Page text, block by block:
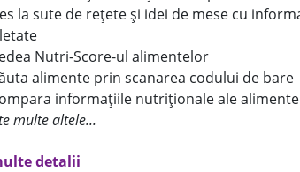
la sute de rețete și idei de mese cu
Nutri-Score-ul alimentelor
alimente prin scanarea codului de bare
informațiile nutriționale ale
multe altele...
detalii